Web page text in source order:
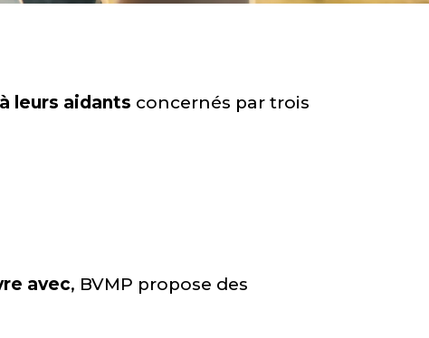
leurs aidants concernés par trois
avec, BVMP propose des